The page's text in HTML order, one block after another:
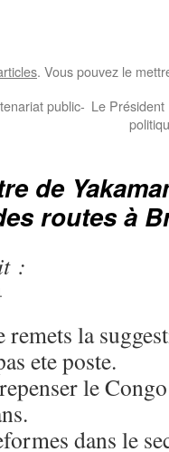
. Vous pouvez le
public- Le
de
routes à
:
remets la
ete poste.
le
dans le